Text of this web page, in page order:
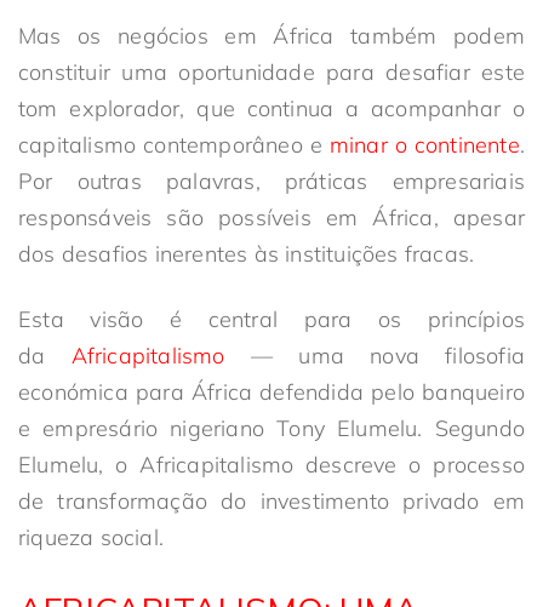
Mas os negócios em África também podem
constituir uma oportunidade para desafiar este
tom explorador, que continua a acompanhar o
capitalismo contemporâneo e minar o continente.
Por outras palavras, práticas empresariais
responsáveis são possíveis em África, apesar
dos desafios inerentes às instituições fracas.
Esta visão é central para os princípios
da Africapitalismo — uma nova filosofia
económica para África defendida pelo banqueiro
e empresário nigeriano Tony Elumelu. Segundo
Elumelu, o Africapitalismo descreve o processo
de transformação do investimento privado em
riqueza social.